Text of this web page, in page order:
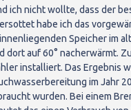
ich nicht wollte, dass der
habe ich das
Speicher im
dort auf 60° nacherwärmt.
installiert. Das Ergebnis
im Jahr
wurden. Bei einem